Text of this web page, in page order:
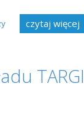
czytaj więcej
TARGI